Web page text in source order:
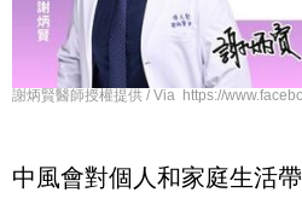
謝炳賢醫師授權提供 / Via https://
中風會對個人和家庭生活